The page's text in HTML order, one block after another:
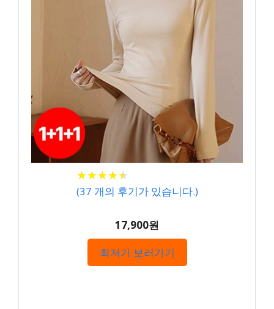
★★★★★
★★★★★
(37 개의 후기가 있습니다.)
17,900원
최저가 보러가기